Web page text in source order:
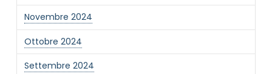
Novembre 2024
Ottobre 2024
Settembre 2024
MOTIVO DEL CONTATTO